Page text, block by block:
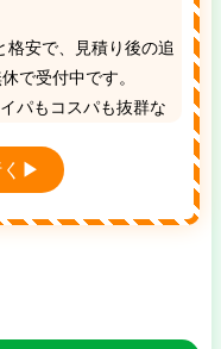
安で、見積り後の追
で受付中です。
パもコスパも抜群な
く▶